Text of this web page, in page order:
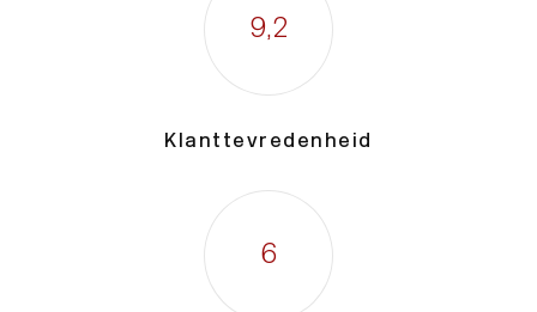
9,2
Klanttevredenheid
6